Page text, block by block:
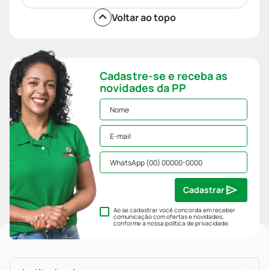
Voltar ao topo
Cadastre-se e receba as
novidades da PP
Ao se cadastrar você concorda em receber
comunicação com ofertas e novidades,
conforme a nossapolítica de privacidade.
Cadastrar